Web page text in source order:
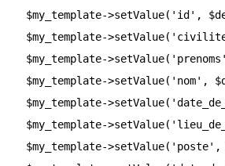
$my_template->setValue('id',
$my_template-
$my_template-
$my_template->setValue('nom',
$my_template-
$my_template-
$my_template->setValue('poste',